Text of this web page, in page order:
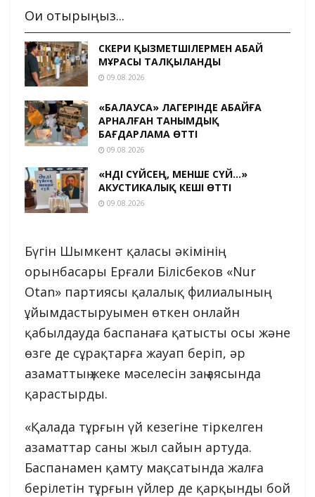
Оқи отырыңыз...
ӘСКЕРИ ҚЫЗМЕТШІЛЕРМЕН АБАЙ
МҰРАСЫ ТАЛҚЫЛАНДЫ
09.08.2026
«БАЛАУСА» ЛАГЕРІНДЕ АБАЙҒА
АРНАЛҒАН ТАНЫМДЫҚ
БАҒДАРЛАМА ӨТТІ
09.08.2026
«ӘНДІ СҮЙСЕҢ, МЕНШЕ СҮЙ…»
АКУСТИКАЛЫҚ КЕШІ ӨТТІ
09.08.2026
Бүгін Шымкент қаласы әкімінің
орынбасары Ерғали Білісбеков «Nur
Otan» партиясы қалалық филиалының
ұйымдастыруымен өткен онлайн
қабылдауда баспанаға қатысты осы және
өзге де сұрақтарға жауап беріп, әр
азаматтың жеке мәселесін заң аясында
қарастырды.
«Қалада тұрғын үй кезегіне тіркелген
азаматтар саны жыл сайын артуда.
Баспанамен қамту мақсатында жалға
берілетін тұрғын үйлер де қарқынды бой